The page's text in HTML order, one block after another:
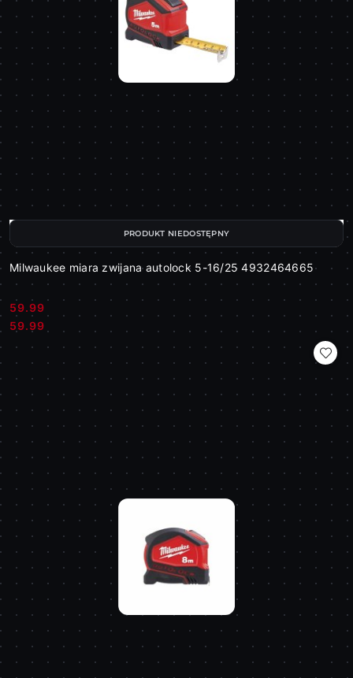
Milwaukee miara zwijana autolock 5-16/25 4932464665
Cena:
59.99
Cena:
59.99
PRODUKT NIEDOSTĘPNY